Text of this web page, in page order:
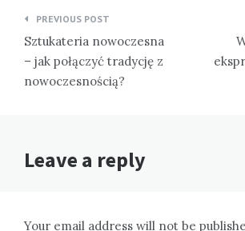
Nawigacja
wpisu
PREVIOUS POST
Sztukateria nowoczesna
– jak połączyć tradycję z
nowoczesnością?
Leave a reply
Your email address will not be